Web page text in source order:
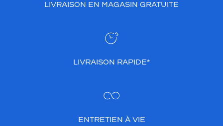
LIVRAISON EN MAGASIN GRATUITE
LIVRAISON RAPIDE*
ENTRETIEN À VIE